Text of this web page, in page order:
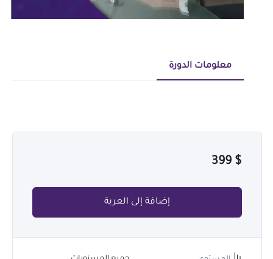
معلومات الدورة
399 $
إضافة إلى العربة